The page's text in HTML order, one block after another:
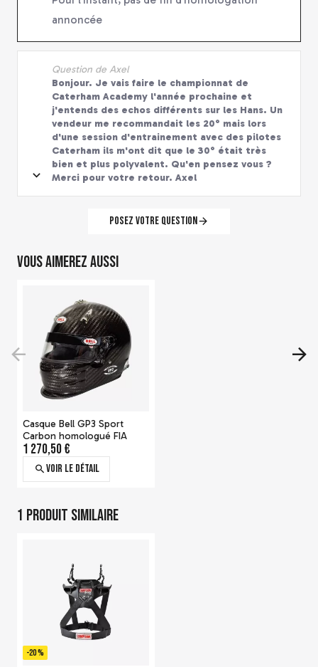
annoncée
Question de Axel
Bonjour. Je vais faire le championnat de
Caterham Academy l'année prochaine et
j'entends des echos différents sur les Hans. Un
vendeur me recommandait les 20° mais lors
d'une session d'entrainement avec des pilotes
Caterham ils m'ont dit que le 30° était très
bien et plus polyvalent. Qu'en pensez vous ?
Merci pour votre retour. Axel
Posez votre question
Vous aimerez aussi
Casque Bell GP3 Sport
Carbon homologué FIA
1 270,50 €
Voir le détail
Visière DSAF SE07 pour
casque Bell
121,00 €
1 produit similaire
-20 %